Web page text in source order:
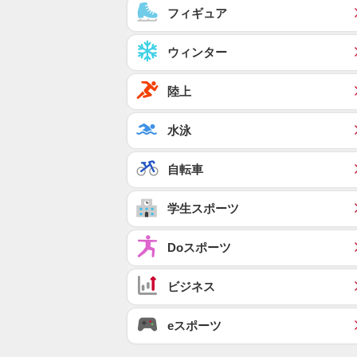
フィギュア
ウィンター
陸上
水泳
自転車
学生スポーツ
Doスポーツ
ビジネス
eスポーツ